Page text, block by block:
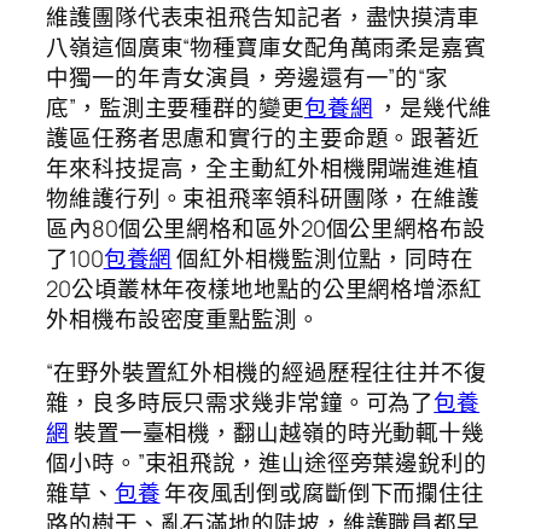
維護團隊代表束祖飛告知記者，盡快摸清車
八嶺這個廣東“物種寶庫女配角萬雨柔是嘉賓
中獨一的年青女演員，旁邊還有一”的“家
底”，監測主要種群的變更包養網 ，是幾代維
護區任務者思慮和實行的主要命題。跟著近
年來科技提高，全主動紅外相機開端進進植
物維護行列。束祖飛率領科研團隊，在維護
區內80個公里網格和區外20個公里網格布設
了100包養網個紅外相機監測位點，同時在
20公頃叢林年夜樣地地點的公里網格增添紅
外相機布設密度重點監測。
“在野外裝置紅外相機的經過歷程往往并不復
雜，良多時辰只需求幾非常鐘。可為了包養
網裝置一臺相機，翻山越嶺的時光動輒十幾
個小時。”束祖飛說，進山途徑旁葉邊銳利的
雜草、 包養年夜風刮倒或腐斷倒下而攔住往